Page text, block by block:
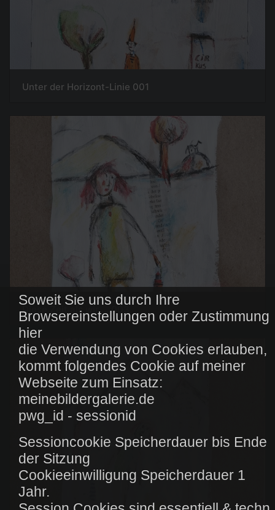
Soweit Sie uns durch Ihre
Browsereinstellungen oder Zustimmung
hier
die Verwendung von Cookies erlauben,
kommt folgendes Cookie auf meiner
Webseite zum Einsatz:
meinebildergalerie.de
pwg_id - sessionid
Sessioncookie Speicherdauer bis Ende
der Sitzung
Cookieeinwilligung Speicherdauer 1
Jahr.
Unter der Horizont-Linie 001
Diese Zeit als wir ... 003